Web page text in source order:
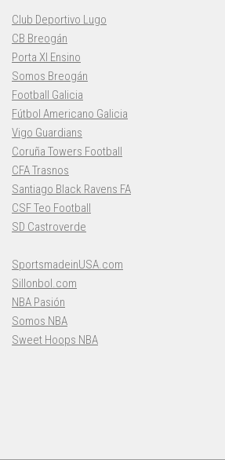
Club Deportivo Lugo
CB Breogán
Porta XI Ensino
Somos Breogán
Football Galicia
Fútbol Americano Galicia
Vigo Guardians
Coruña Towers Football
CFA Trasnos
Santiago Black Ravens FA
CSF Teo Football
SD Castroverde
SportsmadeinUSA.com
Sillonbol.com
NBA Pasión
Somos NBA
Sweet Hoops NBA